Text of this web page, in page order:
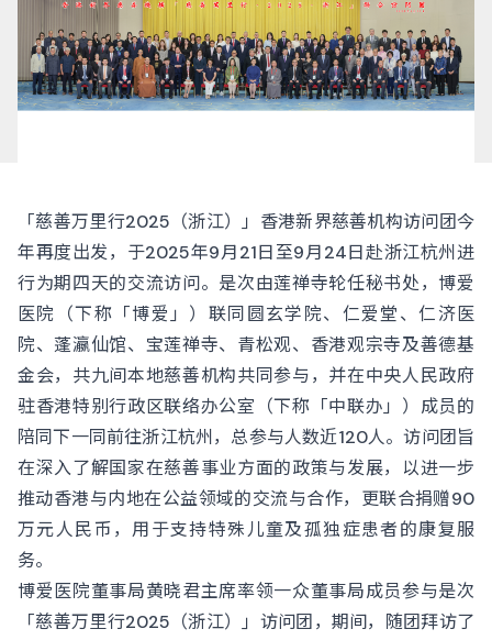
「慈善万里行2025（浙江）」香港新界慈善机构访问团今
年再度出发，于2025年9月21日至9月24日赴浙江杭州进
行为期四天的交流访问。是次由莲禅寺轮任秘书处，博爱
医院（下称「博爱」）联同圆玄学院、仁爱堂、仁济医
院、蓬瀛仙馆、宝莲禅寺、青松观、香港观宗寺及善德基
金会，共九间本地慈善机构共同参与，并在中央人民政府
驻香港特别行政区联络办公室（下称「中联办」）成员的
陪同下一同前往浙江杭州，总参与人数近120人。访问团旨
在深入了解国家在慈善事业方面的政策与发展，以进一步
推动香港与内地在公益领域的交流与合作，更联合捐赠90
万元人民币，用于支持特殊儿童及孤独症患者的康复服
务。
博爱医院董事局黄晓君主席率领一众董事局成员参与是次
「慈善万里行2025（浙江）」访问团，期间，随团拜访了